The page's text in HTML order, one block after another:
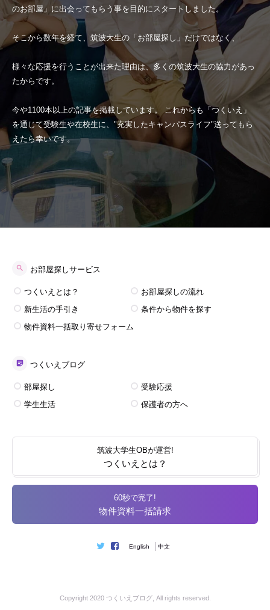
のお部屋」に出会ってもらう事を目的にスタートしました。
そこから数年を経て、筑波大生の「お部屋探し」だけではなく、
様々な応援を行うことが出来た理由は、多くの筑波大生の協力があっ
たからです。
今や1100本以上の記事を掲載しています。 これからも「つくいえ」
を通じて受験生や在校生に、"充実したキャンパスライフ"送ってもら
えたら幸いです。
お部屋探しサービス
つくいえとは？
お部屋探しの流れ
新生活の手引き
条件から物件を探す
物件資料一括取り寄せフォーム
つくいえブログ
部屋探し
受験応援
学生生活
保護者の方へ
筑波大学生OBが運営!
つくいえとは？
60秒で完了!
物件資料一括請求
English 中文
Copyright 2020 つくいえブログ, All rights reserved.